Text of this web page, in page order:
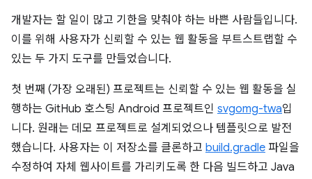
개발자는 할 일이 많고 기한을 맞춰야 하는 바쁜 사람들입니다.
이를 위해 사용자가 신뢰할 수 있는 웹 활동을 부트스트랩할 수
있는 두 가지 도구를 만들었습니다.
첫 번째 (가장 오래된) 프로젝트는 신뢰할 수 있는 웹 활동을 실
행하는 GitHub 호스팅 Android 프로젝트인 svgomg-twa입
니다. 원래는 데모 프로젝트로 설계되었으나 템플릿으로 발전
했습니다. 사용자는 이 저장소를 클론하고 build.gradle 파일을
수정하여 자체 웹사이트를 가리키도록 한 다음 빌드하고 Java